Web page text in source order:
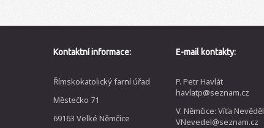
Kontaktní informace:
Římskokatolický farní úřad
Městečko 71
69163 Velké Němčice
E-mail kontakty:
P. Petr Havlát
havlatp@seznam.cz
V. Němčice: Víťa Nevěděl
VNevedel@seznam.cz